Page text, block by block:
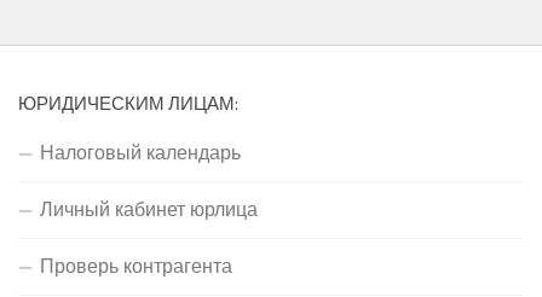
ЮРИДИЧЕСКИМ ЛИЦАМ:
Налоговый календарь
Личный кабинет юрлица
Проверь контрагента